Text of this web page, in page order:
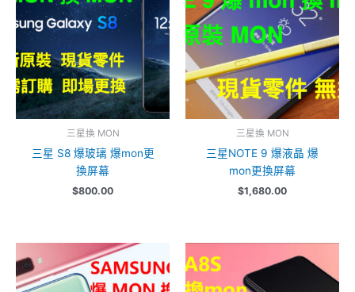
三星換 MON
三星 S8 爆玻璃 爆mon更
換屏幕
$800.00
三星換 MON
三星NOTE 9 爆液晶 爆
mon更換屏幕
$1,680.00